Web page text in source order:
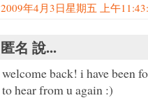
2009年4月3日星期五 上午
匿名 說...
welcome back! i have been
to hear from u again :)